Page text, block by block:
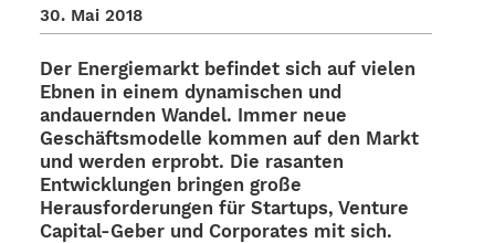
30. Mai 2018
Der Ener­gie­markt befin­det sich auf vielen
Ebnen in einem dyna­mi­schen und
andau­ern­den Wandel. Immer neue
Geschäfts­mo­delle kommen auf den Markt
und werden erprobt. Die rasan­ten
Entwick­lun­gen brin­gen große
Heraus­for­de­run­gen für Start­ups, Venture
Capi­­tal-Geber und Corpo­ra­tes mit sich.